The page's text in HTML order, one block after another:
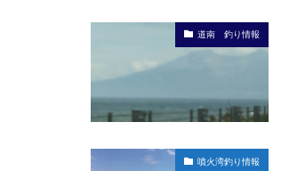
道南 釣り情報
噴火湾釣り情報